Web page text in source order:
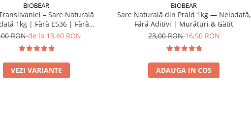
BIOBEAR
– Sare Naturală
1kg | Fără E536 | Fără
| Sare Gemă Naturală
RONde la 13,40 RON
VEZI VARIANTE
BIOBEAR
Sare Naturală din Praid 1kg — Neiodată,
Fără Aditivi | Murături & Gătit
23,00 RON16,90 RON
ADAUGA IN COS